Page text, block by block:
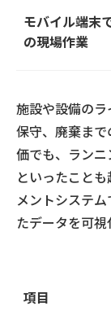
モバイル端末
の現場作業
施設や設備のラ
保守、廃棄ま
価でも、ラン
といったこと
メントシステ
たデータを可視
項目